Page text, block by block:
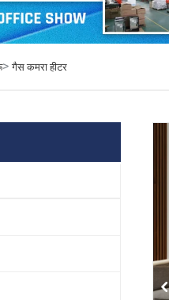
>गैस कमरा हीटर